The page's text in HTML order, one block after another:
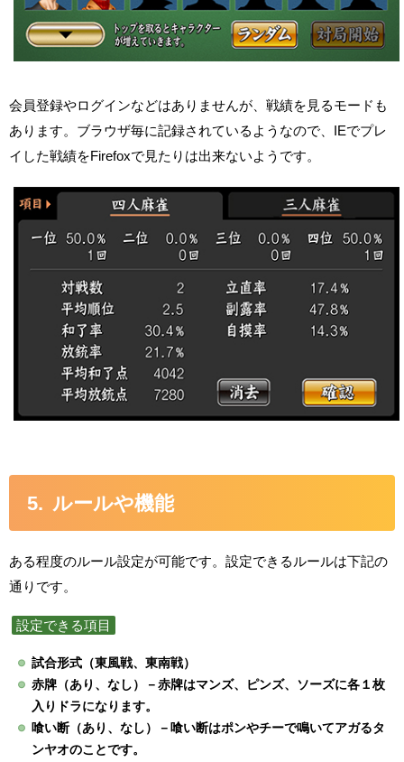
会員登録やログインなどはありませんが、戦績を見るモードも
あります。ブラウザ毎に記録されているようなので、IEでプレ
イした戦績をFirefoxで見たりは出来ないようです。
ルールや機能
ある程度のルール設定が可能です。設定できるルールは下記の
通りです。
設定できる項目
試合形式（東風戦、東南戦）
赤牌（あり、なし）－赤牌はマンズ、ピンズ、ソーズに各１枚
入りドラになります。
喰い断（あり、なし）－喰い断はポンやチーで鳴いてアガるタ
ンヤオのことです。